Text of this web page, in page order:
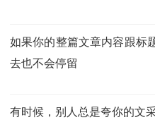
如果你的整篇文章内容跟标
去也不会停留
有时候，别人总是夸你的文